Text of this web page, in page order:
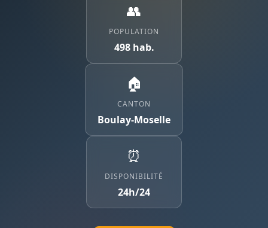
👥
POPULATION
498 hab.
🏠
CANTON
Boulay-Moselle
⏰
DISPONIBILITÉ
24h/24